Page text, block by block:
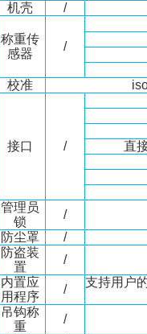
机壳 /
称重传
感器
/
校准
接口 / 直
管理员
锁
/
防尘罩
/
防盗装
置
/
内置应
用程序
/
支持用户
吊钩称
重
/